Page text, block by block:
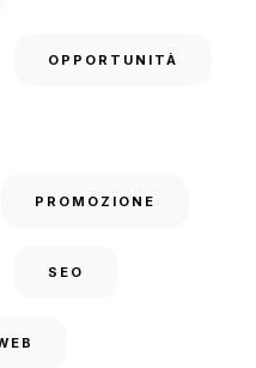
OPPORTUNITÀ
PROMOZIONE
SEO